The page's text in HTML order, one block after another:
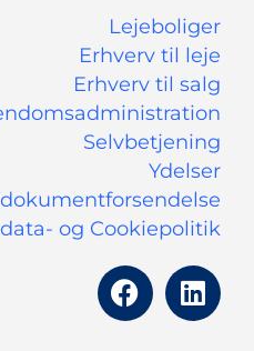
Lejeboliger
Erhverv til leje
Erhverv til salg
Selvbetjening
Ydelser
og Cookiepolitik